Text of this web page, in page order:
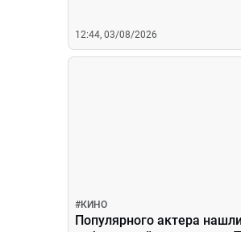
12:44, 03/08/2026
#КИНО
Популярного актера